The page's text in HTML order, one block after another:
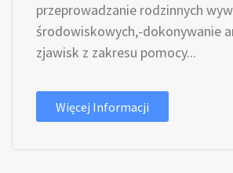
przeprowadzanie rodzinnych
środowiskowych,-dokonywanie
zjawisk z zakresu pomocy...
Więcej Informacji